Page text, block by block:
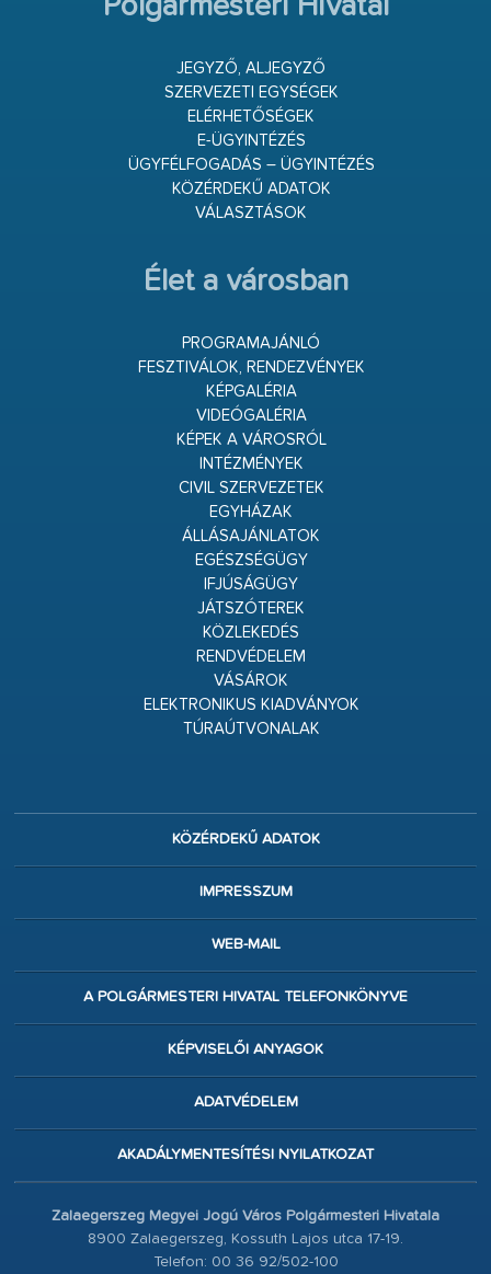
Polgármesteri Hivatal
JEGYZŐ, ALJEGYZŐ
SZERVEZETI EGYSÉGEK
ELÉRHETŐSÉGEK
E-ÜGYINTÉZÉS
ÜGYFÉLFOGADÁS – ÜGYINTÉZÉS
KÖZÉRDEKŰ ADATOK
VÁLASZTÁSOK
Élet a városban
PROGRAMAJÁNLÓ
FESZTIVÁLOK, RENDEZVÉNYEK
KÉPGALÉRIA
VIDEÓGALÉRIA
KÉPEK A VÁROSRÓL
INTÉZMÉNYEK
CIVIL SZERVEZETEK
EGYHÁZAK
ÁLLÁSAJÁNLATOK
EGÉSZSÉGÜGY
IFJÚSÁGÜGY
JÁTSZÓTEREK
KÖZLEKEDÉS
RENDVÉDELEM
VÁSÁROK
ELEKTRONIKUS KIADVÁNYOK
TÚRAÚTVONALAK
KÖZÉRDEKŰ ADATOK
IMPRESSZUM
WEB-MAIL
A POLGÁRMESTERI HIVATAL TELEFONKÖNYVE
KÉPVISELŐI ANYAGOK
ADATVÉDELEM
AKADÁLYMENTESÍTÉSI NYILATKOZAT
Zalaegerszeg Megyei Jogú Város Polgármesteri Hivatala
8900 Zalaegerszeg, Kossuth Lajos utca 17-19.
Telefon: 00 36 92/502-100